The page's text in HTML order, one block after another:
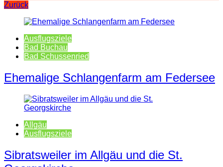
Zurück
Ausflugsziele
Bad Buchau
Bad Schussenried
Ehemalige Schlangenfarm am Federsee
Allgäu
Ausflugsziele
Sibratsweiler im Allgäu und die St.